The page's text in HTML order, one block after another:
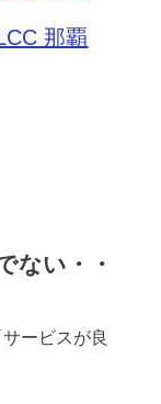
那覇
ない・・
ービスが良